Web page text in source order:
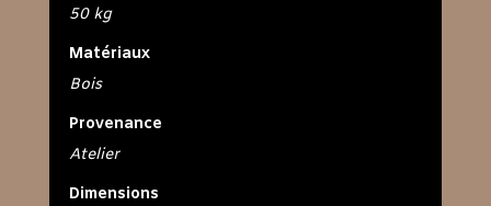
50 kg
Matériaux
Bois
Provenance
Atelier
Dimensions